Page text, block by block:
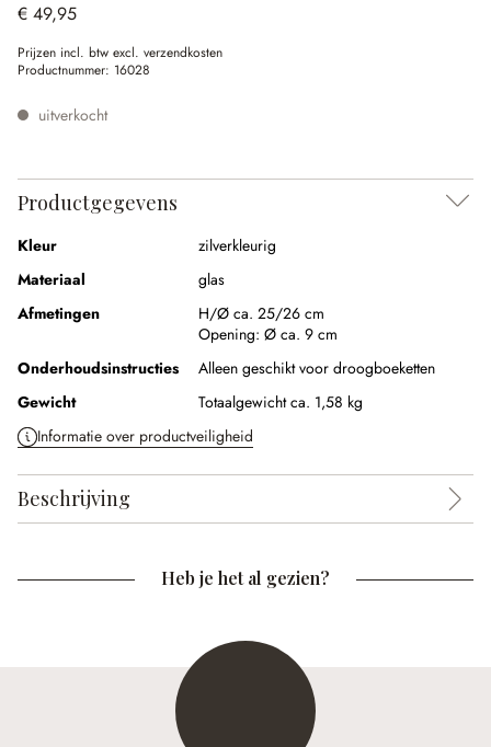
€ 49,95
Prijzen incl. btw excl. verzendkosten
Productnummer: 16028
uitverkocht
Productgegevens
Kleur
zilverkleurig
Materiaal
glas
Afmetingen
H/Ø ca. 25/26 cm
Opening: Ø ca. 9 cm
Onderhoudsinstructies
Alleen geschikt voor droogboeketten
Gewicht
Totaalgewicht ca. 1,58 kg
Informatie over productveiligheid
Beschrijving
Heb je het al gezien?